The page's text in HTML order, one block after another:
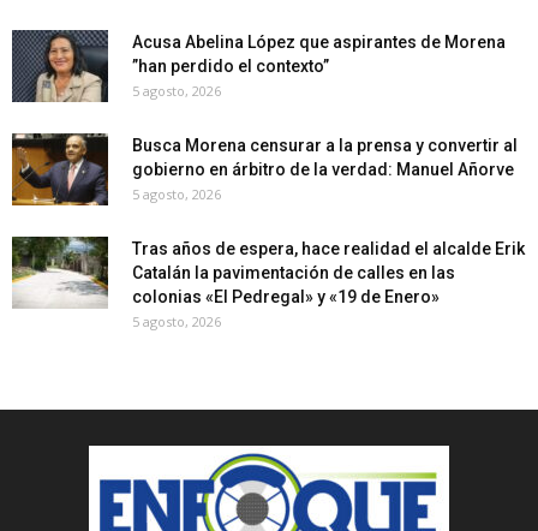
Acusa Abelina López que aspirantes de Morena
”han perdido el contexto”
5 agosto, 2026
Busca Morena censurar a la prensa y convertir al
gobierno en árbitro de la verdad: Manuel Añorve
5 agosto, 2026
Tras años de espera, hace realidad el alcalde Erik
Catalán la pavimentación de calles en las
colonias «El Pedregal» y «19 de Enero»
5 agosto, 2026